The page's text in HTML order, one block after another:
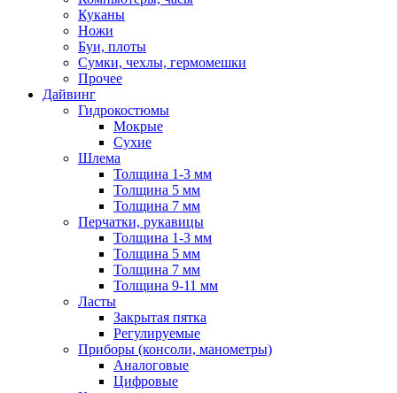
Куканы
Ножи
Буи, плоты
Сумки, чехлы, гермомешки
Прочее
Дайвинг
Гидрокостюмы
Мокрые
Сухие
Шлема
Толщина 1-3 мм
Толщина 5 мм
Толщина 7 мм
Перчатки, рукавицы
Толщина 1-3 мм
Толщина 5 мм
Толщина 7 мм
Толщина 9-11 мм
Ласты
Закрытая пятка
Регулируемые
Приборы (консоли, манометры)
Аналоговые
Цифровые